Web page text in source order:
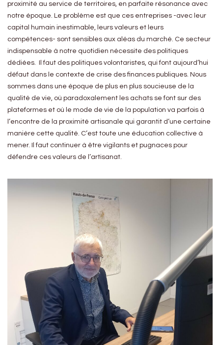
proximité au service de territoires, en parfaite résonance avec
notre époque. Le problème est que ces entreprises -avec leur
capital humain inestimable, leurs valeurs et leurs
compétences- sont sensibles aux aléas du marché. Ce secteur
indispensable à notre quotidien nécessite des politiques
dédiées. Il faut des politiques volontaristes, qui font aujourd’hui
défaut dans le contexte de crise des finances publiques. Nous
sommes dans une époque de plus en plus soucieuse de la
qualité de vie, où paradoxalement les achats se font sur des
plateformes et où le mode de vie de la population va parfois à
l’encontre de la proximité artisanale qui garantit d’une certaine
manière cette qualité. C’est toute une éducation collective à
mener. Il faut continuer à être vigilants et pugnaces pour
défendre ces valeurs de l’artisanat.